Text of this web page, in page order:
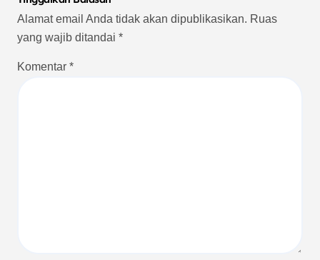
Alamat email Anda tidak akan dipublikasikan. Ruas
yang wajib ditandai *
Komentar *